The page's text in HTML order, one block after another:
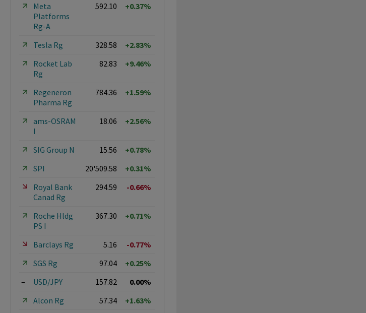
Meta
Platforms
Rg-A
592.10 +0.37%
Tesla Rg 328.58
+2.83%
Rocket Lab
Rg
82.83 +9.46%
Regeneron
Pharma Rg
784.36 +1.59%
ams-OSRAM
I
18.06 +2.56%
SIG Group N 15.56
+0.78%
SPI
20'509.58
+0.31%
Royal Bank
Canad Rg
294.59 -0.66%
Roche Hldg
PS I
367.30 +0.71%
Barclays Rg 5.16
-0.77%
SGS Rg
97.04
+0.25%
–
USD/JPY 157.82
0.00%
Alcon Rg
57.34 +1.63%